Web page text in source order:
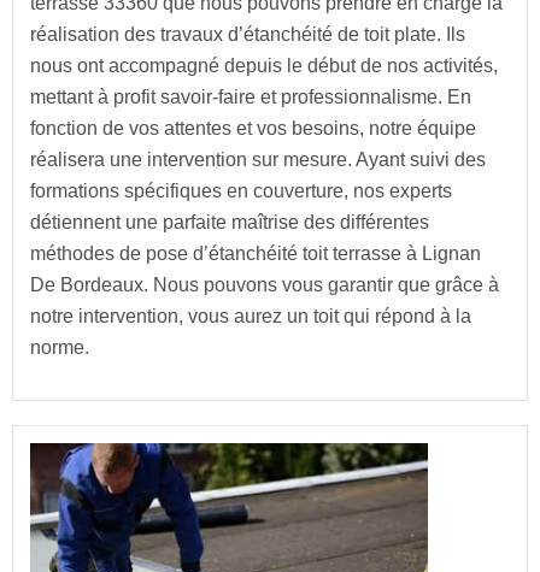
réalisation des travaux d’étanchéité de toit plate. Ils
nous ont accompagné depuis le début de nos activités,
mettant à profit savoir-faire et professionnalisme. En
fonction de vos attentes et vos besoins, notre équipe
réalisera une intervention sur mesure. Ayant suivi des
formations spécifiques en couverture, nos experts
détiennent une parfaite maîtrise des différentes
méthodes de pose d’étanchéité toit terrasse à Lignan
De Bordeaux. Nous pouvons vous garantir que grâce à
notre intervention, vous aurez un toit qui répond à la
norme.